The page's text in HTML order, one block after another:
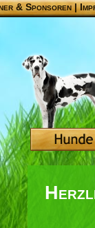
& Sponsoren|